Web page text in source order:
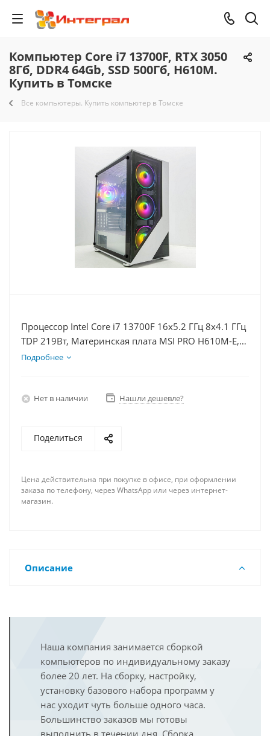
Компьютер Core i7 13700F, RTX 3050
8Гб, DDR4 64Gb, SSD 500Гб, H610M.
Купить в Томске
Все компьютеры. Купить компьютер в Томске
Процессор Intel Core i7 13700F 16x5.2 ГГц 8x4.1 ГГц
TDP 219Вт, Материнская плата MSI PRO H610M-E,
Видеокарта RTX 3050 8Гб, Память DDR4 64Gb,
Подробнее
Нет в наличии Нашли дешевле?
Поделиться
Цена действительна при покупке в офисе, при оформлении
заказа по телефону, через WhatsApp или через интернет-
магазин.
Описание
Наша компания занимается сборкой
компьютеров по индивидуальному заказу
более 20 лет. На сборку, настройку,
установку базового набора программ у
нас уходит чуть больше одного часа.
Большинство заказов мы готовы
выполнить в течении дня. Сборка